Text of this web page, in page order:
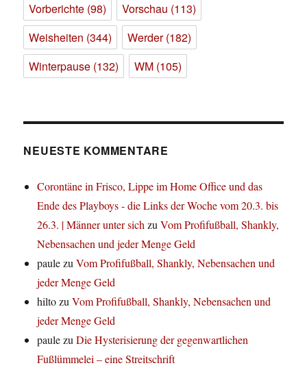
Vorberichte (98) Vorschau (113)
Weisheiten (344) Werder(182)
Winterpause (132) WM (105)
NEUESTE KOMMENTARE
Corontäne in Frisco, Lippe im Home Office und das
Ende des Playboys - die Links der Woche vom 20.3. bis
26.3. | Männer unter sichzuVom Profifußball, Shankly,
Nebensachen und jeder Menge Geld
paulezuVom Profifußball, Shankly, Nebensachen und
jeder Menge Geld
hiltozuVom Profifußball, Shankly, Nebensachen und
jeder Menge Geld
paulezuDie Hysterisierung der gegenwartlichen
Fußlümmelei – eine Streitschrift